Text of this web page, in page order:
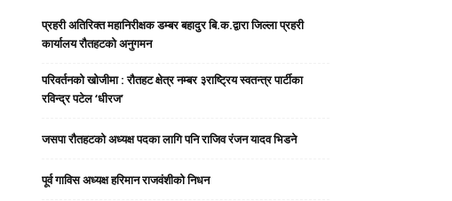
प्रहरी अतिरिक्त महानिरीक्षक डम्बर बहादुर बि.क.द्वारा जिल्ला प्रहरी
कार्यालय रौतहटको अनुगमन
परिवर्तनको खोजीमा : रौतहट क्षेत्र नम्बर ३राष्ट्रिय स्वतन्त्र पार्टीका
रविन्द्र पटेल ‘धीरज’
जसपा राैतहटको अध्यक्ष पदका लागि पनि राजिव रंजन यादव भिडने
पूर्व गाविस अध्यक्ष हरिमान राजवंशीको निधन